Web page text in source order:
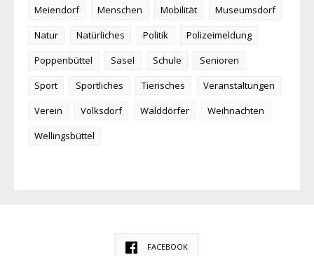
Meiendorf
Menschen Mobilität
Museumsdorf
Natur
Natürliches Politik
Polizeimeldung
Poppenbüttel
Sasel Schule
Senioren
Sport
Sportliches Tierisches
Veranstaltungen
Verein
Volksdorf Walddörfer
Weihnachten
Wellingsbüttel
FACEBOOK